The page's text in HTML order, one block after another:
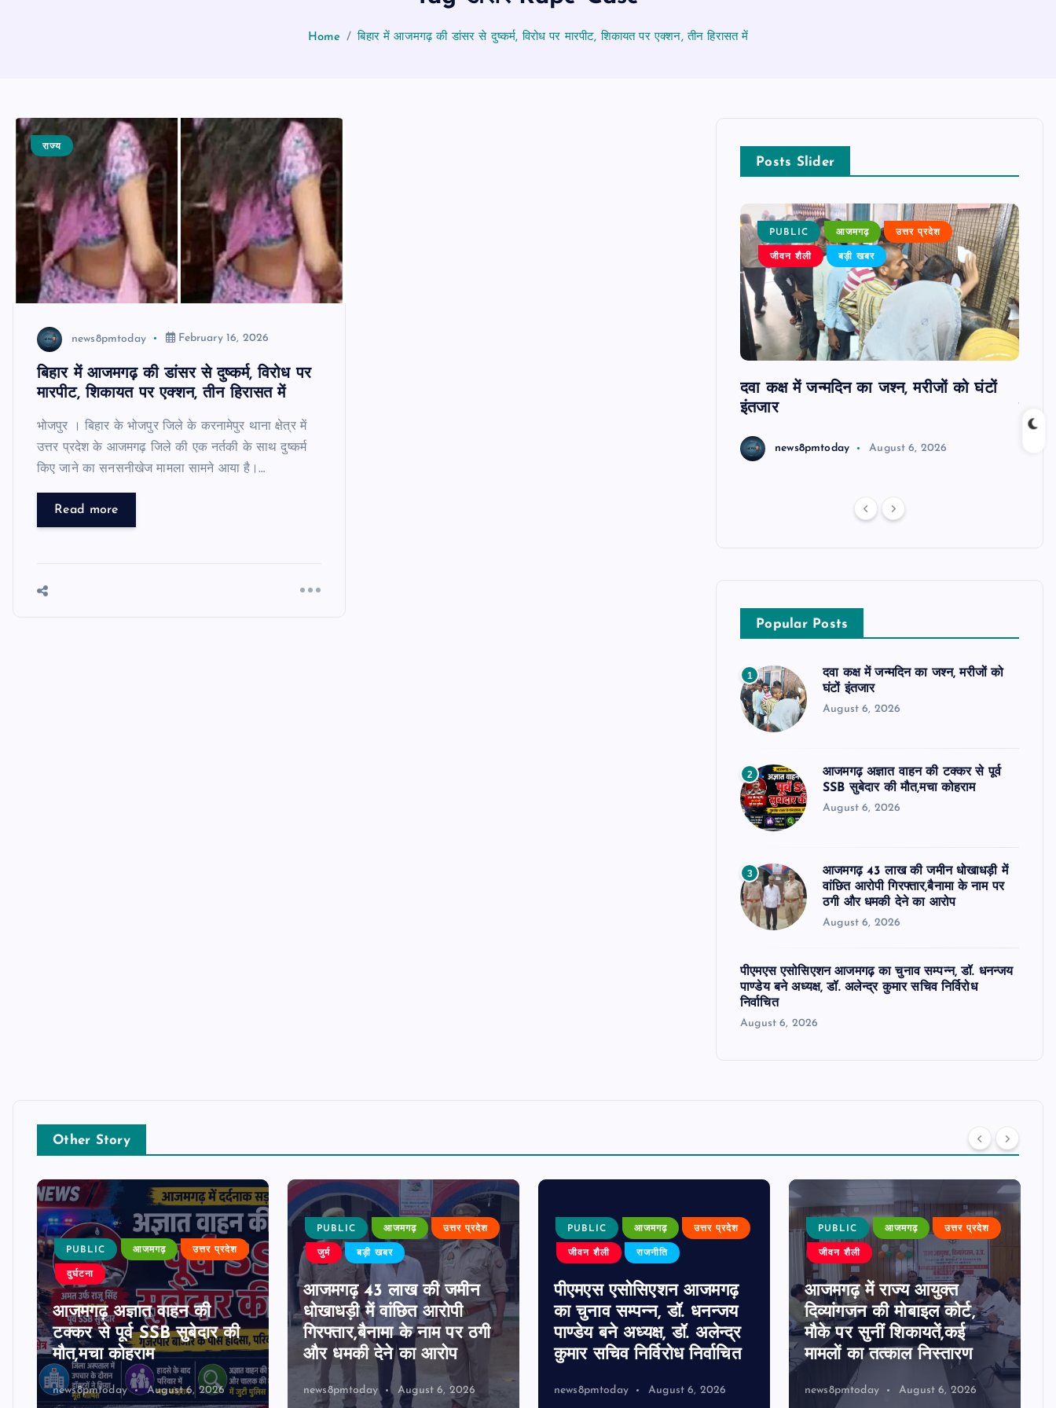
Home बिहार में आजमगढ़ की डांसर से दुष्कर्म, विरोध पर मारपीट, शिकायत पर एक्शन, तीन हिरासत में
राज्य
news8pmtoday February 16, 2026
बिहार में आजमगढ़ की डांसर से दुष्कर्म, विरोध पर
मारपीट, शिकायत पर एक्शन, तीन हिरासत में
भोजपुर । बिहार के भोजपुर जिले के करनामेपुर थाना क्षेत्र में
उत्तर प्रदेश के आजमगढ़ जिले की एक नर्तकी के साथ दुष्कर्म
किए जाने का सनसनीखेज मामला सामने आया है।…
Read more
Posts Slider
PUBLIC आजमगढ़ उत्तर प्रदेश
जीवन शैली बड़ी खबर
दवा कक्ष में जन्मदिन का जश्न, मरीजों को घंटों
इंतजार
news8pmtoday August 6, 2026
Popular Posts
1
दवा कक्ष में जन्मदिन का जश्न, मरीजों को
घंटों इंतजार
August 6, 2026
2
आजमगढ़ अज्ञात वाहन की टक्कर से पूर्व
SSB सुबेदार की मौत,मचा कोहराम
August 6, 2026
3
आजमगढ़ 43 लाख की जमीन धोखाधड़ी में
वांछित आरोपी गिरफ्तार,बैनामा के नाम पर
ठगी और धमकी देने का आरोप
August 6, 2026
पीएमएस एसोसिएशन आजमगढ़ का चुनाव सम्पन्न, डॉ. धनन्जय
पाण्डेय बने अध्यक्ष, डॉ. अलेन्द्र कुमार सचिव निर्विरोध
निर्वाचित
August 6, 2026
Other Story
PUBLIC आजमगढ़ उत्तर प्रदेश
दुर्घटना
आजमगढ़ अज्ञात वाहन की
टक्कर से पूर्व SSB सुबेदार की
मौत,मचा कोहराम
news8pmtoday August 6, 2026
PUBLIC आजमगढ़ उत्तर प्रदेश
जुर्म बड़ी खबर
आजमगढ़ 43 लाख की जमीन
धोखाधड़ी में वांछित आरोपी
गिरफ्तार,बैनामा के नाम पर ठगी
और धमकी देने का आरोप
news8pmtoday August 6, 2026
PUBLIC आजमगढ़ उत्तर प्रदेश
जीवन शैली राजनीति
पीएमएस एसोसिएशन आजमगढ़
का चुनाव सम्पन्न, डॉ. धनन्जय
पाण्डेय बने अध्यक्ष, डॉ. अलेन्द्र
कुमार सचिव निर्विरोध निर्वाचित
news8pmtoday August 6, 2026
PUBLIC आजमगढ़ उत्तर प्रदेश
जीवन शैली
आजमगढ़ में राज्य आयुक्त
दिव्यांगजन की मोबाइल कोर्ट,
मौके पर सुनीं शिकायतें,कई
मामलों का तत्काल निस्तारण
news8pmtoday August 6, 2026